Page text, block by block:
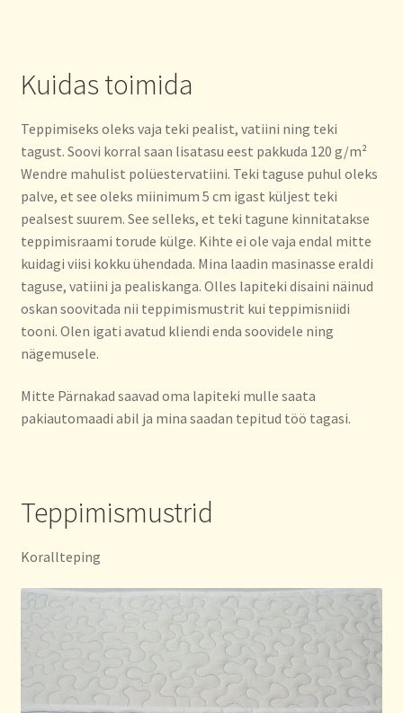
Kuidas toimida
Teppimiseks oleks vaja teki pealist, vatiini ning teki
tagust. Soovi korral saan lisatasu eest pakkuda 120 g/m²
Wendre mahulist polüestervatiini. Teki taguse puhul oleks
palve, et see oleks miinimum 5 cm igast küljest teki
pealsest suurem. See selleks, et teki tagune kinnitatakse
teppimisraami torude külge. Kihte ei ole vaja endal mitte
kuidagi viisi kokku ühendada. Mina laadin masinasse eraldi
taguse, vatiini ja pealiskanga. Olles lapiteki disaini näinud
oskan soovitada nii teppimismustrit kui teppimisniidi
tooni. Olen igati avatud kliendi enda soovidele ning
nägemusele.
Mitte Pärnakad saavad oma lapiteki mulle saata
pakiautomaadi abil ja mina saadan tepitud töö tagasi.
Teppimismustrid
Korallteping